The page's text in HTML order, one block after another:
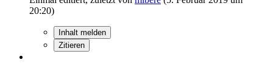
20:20)
Inhalt melden
Zitieren